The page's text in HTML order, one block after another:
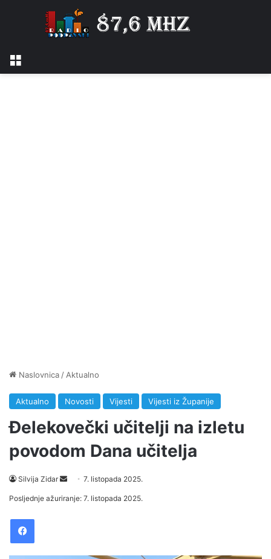
Naslovnica / Aktualno
Aktualno Novosti Vijesti Vijesti iz Županije
Đelekovečki učitelji na izletu
povodom Dana učitelja
Silvija Zidar 7. listopada 2025.
Posljednje ažuriranje: 7. listopada 2025.